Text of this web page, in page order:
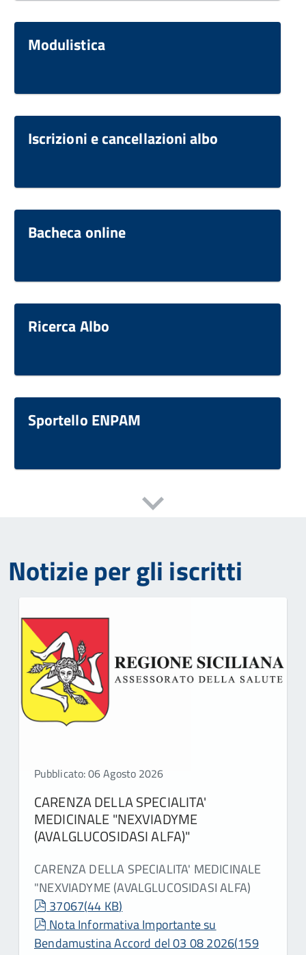
Modulistica
Iscrizioni e cancellazioni albo
Bacheca online
Ricerca Albo
Sportello ENPAM
Notizie per gli iscritti
Pubblicato: 06 Agosto 2026
CARENZA DELLA SPECIALITA'
MEDICINALE "NEXVIADYME
(AVALGLUCOSIDASI ALFA)"
CARENZA DELLA SPECIALITA' MEDICINALE
"NEXVIADYME (AVALGLUCOSIDASI ALFA)
pdf
37067(44 KB)
pdf
Nota Informativa Importante su
Bendamustina Accord del 03 08 2026(159